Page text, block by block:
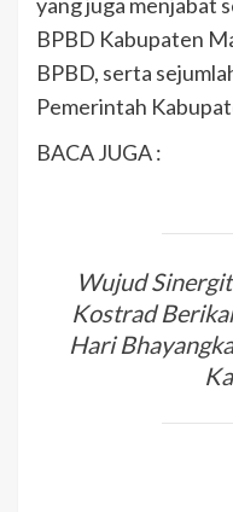
BPBD Kabupaten
BPBD, serta
Pemerintah
BACA JUGA :
Wujud
Kostrad
Hari